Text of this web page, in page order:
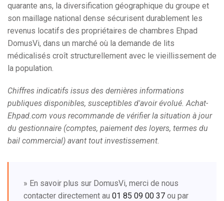
quarante ans, la diversification géographique du groupe et
son maillage national dense sécurisent durablement les
revenus locatifs des propriétaires de chambres Ehpad
DomusVi, dans un marché où la demande de lits
médicalisés croît structurellement avec le vieillissement de
la population.
Chiffres indicatifs issus des dernières informations
publiques disponibles, susceptibles d'avoir évolué. Achat-
Ehpad.com vous recommande de vérifier la situation à jour
du gestionnaire (comptes, paiement des loyers, termes du
bail commercial) avant tout investissement.
» En savoir plus sur DomusVi, merci de nous
contacter directement au 01 85 09 00 37 ou par